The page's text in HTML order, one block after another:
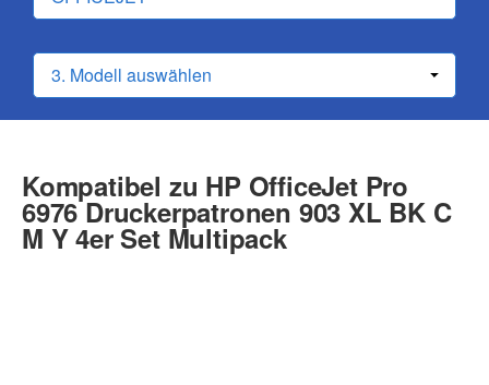
Kompatibel zu HP OfficeJet Pro
6976 Druckerpatronen 903 XL BK C
M Y 4er Set Multipack